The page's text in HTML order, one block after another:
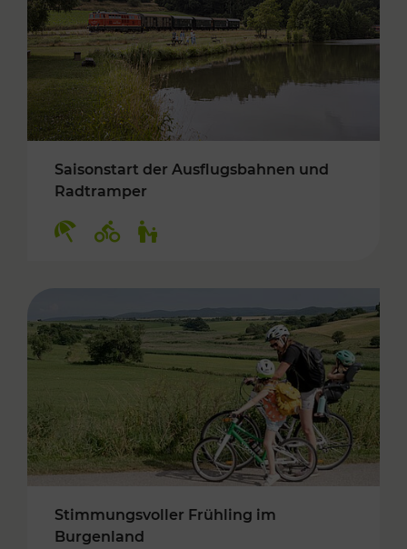
Saisonstart der Ausflugsbahnen und
Radtramper
Stimmungsvoller Frühling im
Burgenland